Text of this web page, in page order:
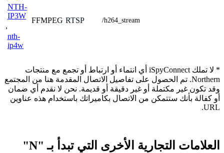
NTH-
IP3W
,
nth-
ip4w
FFMPEG RTSP /h264_stream
* لا تملك iSpyConnect أي انتماء أو ارتباط أو تجمع مع منتجات
Northern. تم الحصول على تفاصيل الاتصال المقدمة هنا من المجتمع
وقد تكون غير مكتملة أو غير دقيقة أو قديمة. نحن لا نقدم أي ضمان
أو كفالة بأنك ستتمكن من الاتصال بكاميراتك باستخدام هذه عناوين
URL.
العلامات التجارية الأخرى التي تبدأ بـ "N"